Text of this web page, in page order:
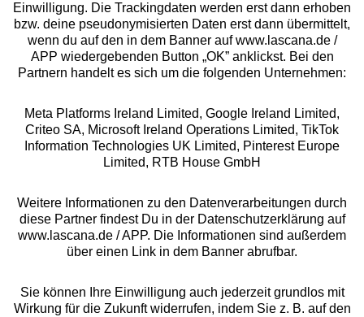
Rechtliches
Alle Preise inkl. MwSt., zzgl.
Versandkosten
** Bonität vorausgesetzt, berechtigt zur Bonitätsprüfung
Einwilligung. Die Trackingdaten werden erst dann erhoben
bzw. deine pseudonymisierten Daten erst dann übermittelt,
wenn du auf den in dem Banner auf www.lascana.de /
APP wiedergebenden Button „OK” anklickst. Bei den
Partnern handelt es sich um die folgenden Unternehmen:
Meta Platforms Ireland Limited, Google Ireland Limited,
Criteo SA, Microsoft Ireland Operations Limited, TikTok
Information Technologies UK Limited, Pinterest Europe
Limited, RTB House GmbH
Weitere Informationen zu den Datenverarbeitungen durch
diese Partner findest Du in der Datenschutzerklärung auf
www.lascana.de / APP. Die Informationen sind außerdem
über einen Link in dem Banner abrufbar.
Sie können Ihre Einwilligung auch jederzeit grundlos mit
Wirkung für die Zukunft widerrufen, indem Sie z. B. auf den